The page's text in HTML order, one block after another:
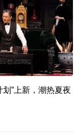
”上新，潮热夏夜